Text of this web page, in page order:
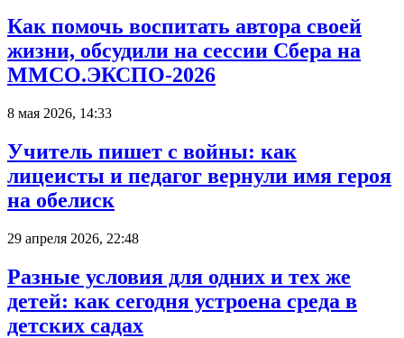
Как помочь воспитать автора своей
жизни, обсудили на сессии Сбера на
ММСО.ЭКСПО-2026
8 мая 2026, 14:33
Учитель пишет с войны: как
лицеисты и педагог вернули имя героя
на обелиск
29 апреля 2026, 22:48
Разные условия для одних и тех же
детей: как сегодня устроена среда в
детских садах